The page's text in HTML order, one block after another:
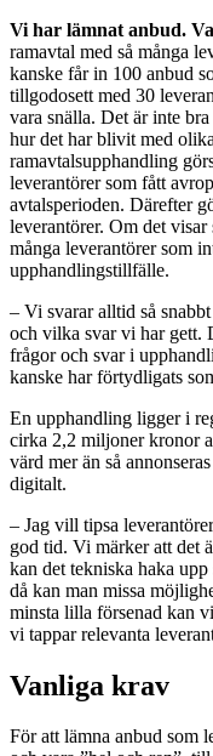
Vi har lämnat anbud.
ramavtal med så många
kanske får in 100 anbud
tillgodosett med 30
vara snälla. Det är inte
hur det har blivit med
ramavtalsupphandling
leverantörer som fått
avtalsperioden. Därefter
leverantörer. Om det
många leverantörer som
upphandlingstillfälle.
– Vi svarar alltid så
och vilka svar vi har gett.
frågor och svar i
kanske har förtydligats
En upphandling ligger i
cirka 2,2 miljoner kronor
värd mer än så
digitalt.
– Jag vill tipsa
god tid. Vi märker att det
kan det tekniska haka
då kan man missa
minsta lilla försenad kan
vi tappar relevanta
Vanliga krav
För att lämna anbud som